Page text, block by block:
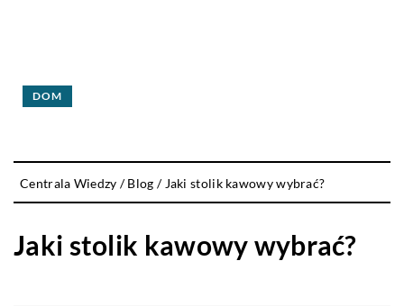
DOM
Centrala Wiedzy /Blog / Jaki stolik kawowy wybrać?
Jaki stolik kawowy wybrać?